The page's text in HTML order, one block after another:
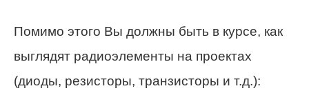
Помимо этого Вы должны быть в курсе, как
выглядят радиоэлементы на проектах
(диоды, резисторы, транзисторы и т.д.):